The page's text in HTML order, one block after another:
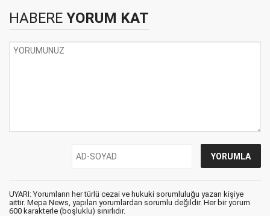
HABERE YORUM KAT
UYARI: Yorumların her türlü cezai ve hukuki sorumluluğu yazan kişiye
aittir. Mepa News, yapılan yorumlardan sorumlu değildir. Her bir yorum
600 karakterle (boşluklu) sınırlıdır.